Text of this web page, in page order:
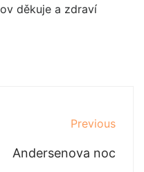
děkuje a zdraví
Previous
Andersenova noc